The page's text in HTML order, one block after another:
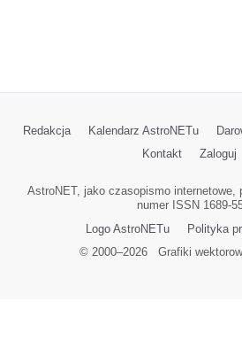
Redakcja Kalendarz AstroNETu
Kontakt
Zaloguj
AstroNET, jako czasopismo internetowe,
numer ISSN 1689-
Logo AstroNETu
Polityka
© 2000–2026Grafiki